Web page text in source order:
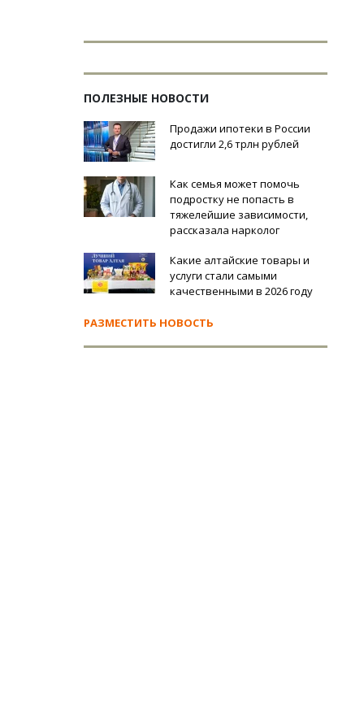
ПОЛЕЗНЫЕ НОВОСТИ
Продажи ипотеки в России
достигли 2,6 трлн рублей
Как семья может помочь
подростку не попасть в
тяжелейшие зависимости,
рассказала нарколог
Какие алтайские товары и
услуги стали самыми
качественными в 2026 году
РАЗМЕСТИТЬ НОВОСТЬ